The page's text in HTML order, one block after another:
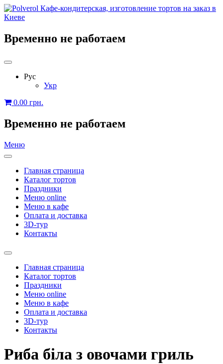
Временно не работаем
Рус
Укр
0.00 грн.
Временно не работаем
Меню
Главная страница
Каталог тортов
Праздники
Меню online
Меню в кафе
Оплата и доставка
3D-тур
Контакты
Главная страница
Каталог тортов
Праздники
Меню online
Меню в кафе
Оплата и доставка
3D-тур
Контакты
Риба біла з овочами гриль